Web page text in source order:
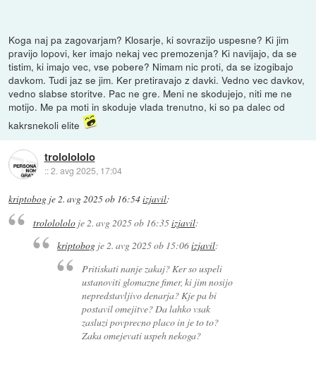
Koga naj pa zagovarjam? Klosarje, ki sovrazijo uspesne? Ki jim
pravijo lopovi, ker imajo nekaj vec premozenja? Ki navijajo, da se
tistim, ki imajo vec, vse pobere? Nimam nic proti, da se izogibajo
davkom. Tudi jaz se jim. Ker pretiravajo z davki. Vedno vec davkov,
vedno slabse storitve. Pac ne gre. Meni ne skodujejo, niti me ne
motijo. Me pa moti in skoduje vlada trenutno, ki so pa dalec od
kakrsnekoli elite
trololololo
::2. avg 2025, 17:04
kriptobog je2. avg 2025 ob 16:54izjavil:
trololololoje 2. avg 2025 ob 16:35izjavil:
kriptobog je2. avg 2025 ob 15:06izjavil:
Pritiskati nanje zakaj? Ker so uspeli
ustanoviti glomazne fimer, ki jim nosijo
nepredstavljivo denarja? Kje pa bi
postavil omejitve? Da lahko vsak
zasluzi povprecno placo in je to to?
Zaka omejevati uspeh nekoga?